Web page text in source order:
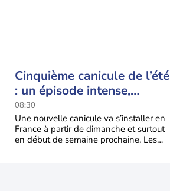
Cinquième canicule de l’été
: un épisode intense,
durable et étendu la
semaine prochaine
08:30
Une nouvelle canicule va s’installer en
France à partir de dimanche et surtout
en début de semaine prochaine. Les